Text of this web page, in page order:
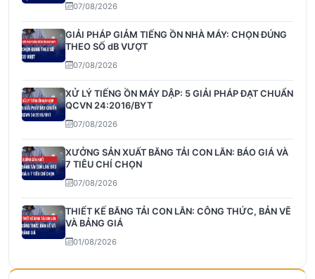
07/08/2026
GIẢI PHÁP GIẢM TIẾNG ỒN NHÀ MÁY: CHỌN ĐÚNG
THEO SỐ dB VƯỢT
07/08/2026
XỬ LÝ TIẾNG ỒN MÁY DẬP: 5 GIẢI PHÁP ĐẠT CHUẨN
QCVN 24:2016/BYT
07/08/2026
XƯỞNG SẢN XUẤT BĂNG TẢI CON LĂN: BÁO GIÁ VÀ
7 TIÊU CHÍ CHỌN
07/08/2026
THIẾT KẾ BĂNG TẢI CON LĂN: CÔNG THỨC, BẢN VẼ
VÀ BẢNG GIÁ
01/08/2026